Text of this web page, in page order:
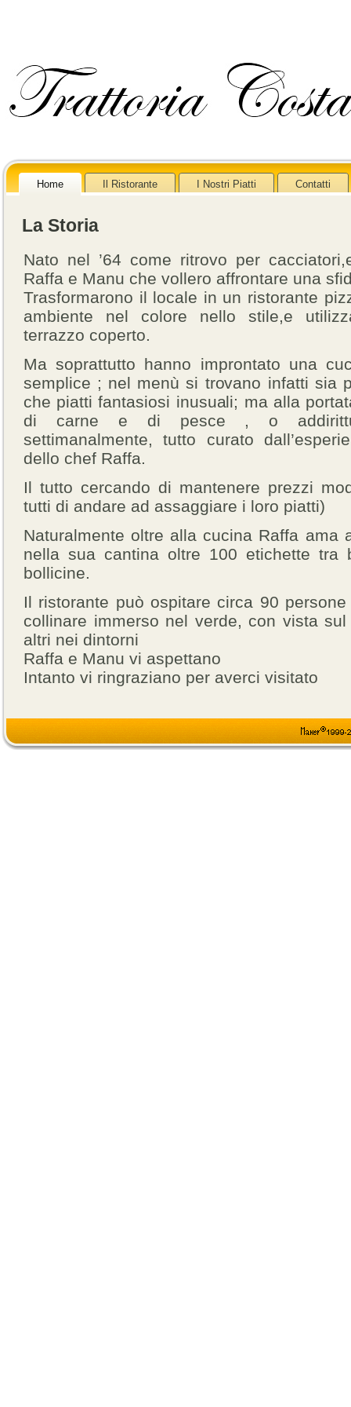
Home Il Ristorante I Nostri Piatti Contatti
La Storia
Nato nel ’64 come ritrovo per
Raffa e Manu che vollero affrontare una
Trasformarono il locale in un ristorante
ambiente nel colore nello stile,e
terrazzo coperto.
Ma soprattutto hanno improntato una
semplice ; nel menù si trovano infatti sia
che piatti fantasiosi inusuali; ma alla
di carne e di pesce , o
settimanalmente, tutto curato
dello chef Raffa.
Il tutto cercando di mantenere prezzi
tutti di andare ad assaggiare i loro piatti)
Naturalmente oltre alla cucina Raffa ama
nella sua cantina oltre 100 etichette tra
bollicine.
Il ristorante può ospitare circa 90
collinare immerso nel verde, con vista
altri nei dintorni
Raffa e Manu vi aspettano
Intanto vi ringraziano per averci visitato